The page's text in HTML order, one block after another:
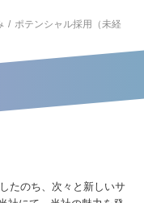
ポテンシャル採用（未経
たのち、次々と新しいサ